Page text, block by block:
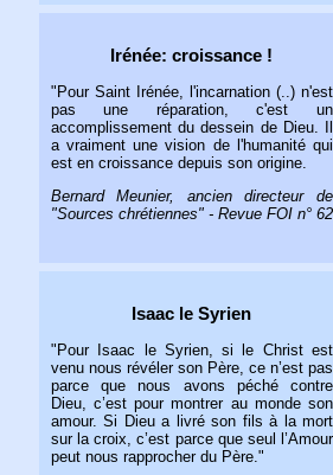
Irénée: croissance !
"Pour Saint Irénée, l'incarnation (..) n'est
pas une réparation, c'est un
accomplissement du dessein de Dieu. Il
a vraiment une vision de l'humanité qui
est en croissance depuis son origine.
Bernard Meunier, ancien directeur de
"Sources chrétiennes" - Revue FOI n° 62
Isaac le Syrien
"Pour Isaac le Syrien, si le Christ est
venu nous révéler son Père, ce n’est pas
parce que nous avons péché contre
Dieu, c’est pour montrer au monde son
amour. Si Dieu a livré son fils à la mort
sur la croix, c’est parce que seul l’Amour
peut nous rapprocher du Père."